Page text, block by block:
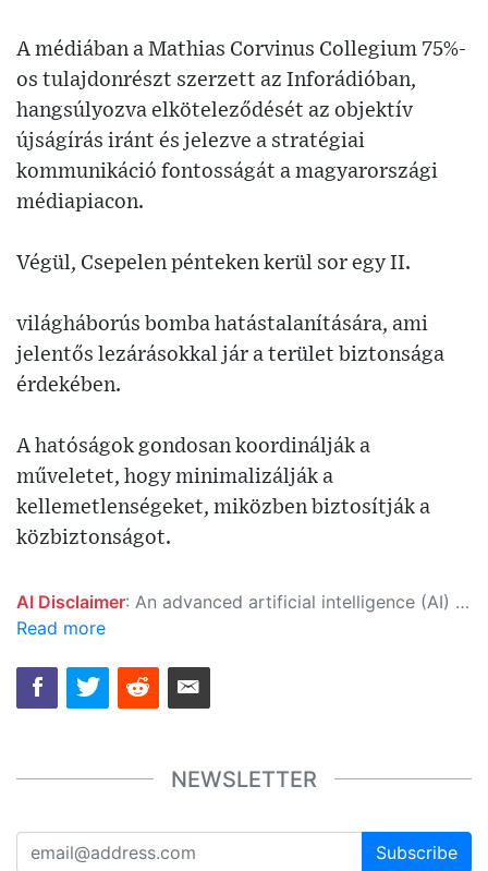
A médiában a Mathias Corvinus Collegium 75%-
os tulajdonrészt szerzett az Inforádióban,
hangsúlyozva elköteleződését az objektív
újságírás iránt és jelezve a stratégiai
kommunikáció fontosságát a magyarországi
médiapiacon.
Végül, Csepelen pénteken kerül sor egy II.
világháborús bomba hatástalanítására, ami
jelentős lezárásokkal jár a terület biztonsága
érdekében.
A hatóságok gondosan koordinálják a
műveletet, hogy minimalizálják a
kellemetlenségeket, miközben biztosítják a
közbiztonságot.
AI Disclaimer: An advanced artificial intelligence (AI) system generated the content of this page on its own. This innovative technology conducts extensive research from a variety of reliable sources, performs rigorous fact-checking and verification, cleans up and balances biased or manipulated content, and presents a minimal factual summary that is just enough yet essential for you to function as an informed and educated citizen. Please keep in mind, however, that this system is an evolving technology, and as a result, the article may contain accidental inaccuracies or errors. We urge you to help us improve our site by reporting any inaccuracies you find using the "
Read more
NEWSLETTER
Subscribe